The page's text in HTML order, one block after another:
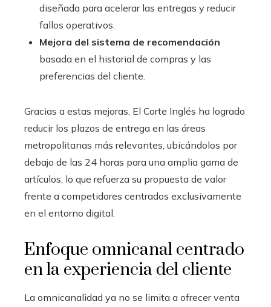
diseñada para acelerar las entregas y reducir
fallos operativos.
Mejora del sistema de recomendación
basada en el historial de compras y las
preferencias del cliente.
Gracias a estas mejoras, El Corte Inglés ha logrado
reducir los plazos de entrega en las áreas
metropolitanas más relevantes, ubicándolos por
debajo de las 24 horas para una amplia gama de
artículos, lo que refuerza su propuesta de valor
frente a competidores centrados exclusivamente
en el entorno digital.
Enfoque omnicanal centrado
en la experiencia del cliente
La omnicanalidad ya no se limita a ofrecer venta